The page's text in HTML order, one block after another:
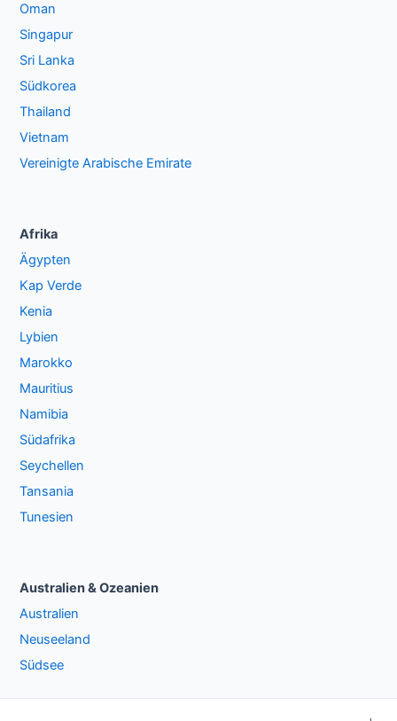
Oman
Singapur
Sri Lanka
Südkorea
Thailand
Vietnam
Vereinigte Arabische Emirate
Afrika
Ägypten
Kap Verde
Kenia
Lybien
Marokko
Mauritius
Namibia
Südafrika
Seychellen
Tansania
Tunesien
Australien & Ozeanien
Australien
Neuseeland
Südsee